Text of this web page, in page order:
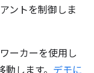
ントを制御しま
ーカーを使用し
します。 デモに